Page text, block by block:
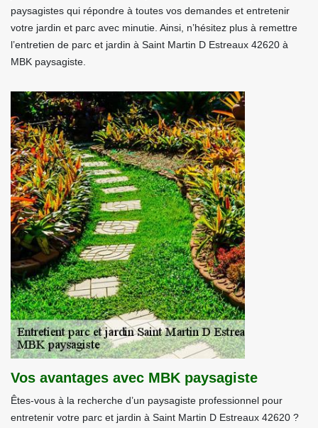
paysagistes qui répondre à toutes vos demandes et entretenir
votre jardin et parc avec minutie. Ainsi, n’hésitez plus à remettre
l’entretien de parc et jardin à Saint Martin D Estreaux 42620 à
MBK paysagiste.
Vos avantages avec MBK paysagiste
Êtes-vous à la recherche d’un paysagiste professionnel pour
entretenir votre parc et jardin à Saint Martin D Estreaux 42620 ?